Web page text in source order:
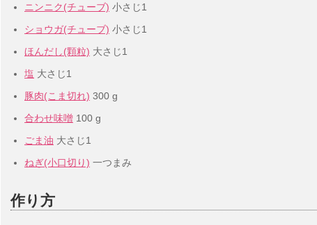
ニンニク(チューブ) 小さじ1
ショウガ(チューブ) 小さじ1
ほんだし(顆粒) 大さじ1
塩 大さじ1
豚肉(こま切れ) 300 g
合わせ味噌 100 g
ごま油 大さじ1
ねぎ(小口切り) 一つまみ
作り方